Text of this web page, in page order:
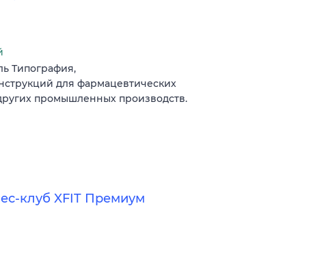
Типография,
для фармацевтических
промышленных производств.
клуб XFIT Премиум